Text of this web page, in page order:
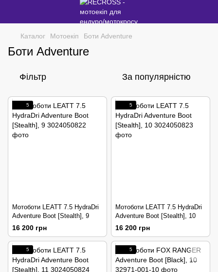
Каталог Мотоекіп Боти Adventure
Боти Adventure
Фільтр За популярністю
5
Мотоботи LEATT 7.5 HydraDri
Adventure Boot [Stealth], 9
16 200 грн
5
Мотоботи LEATT 7.5 HydraDri
Adventure Boot [Stealth], 10
16 200 грн
5 5